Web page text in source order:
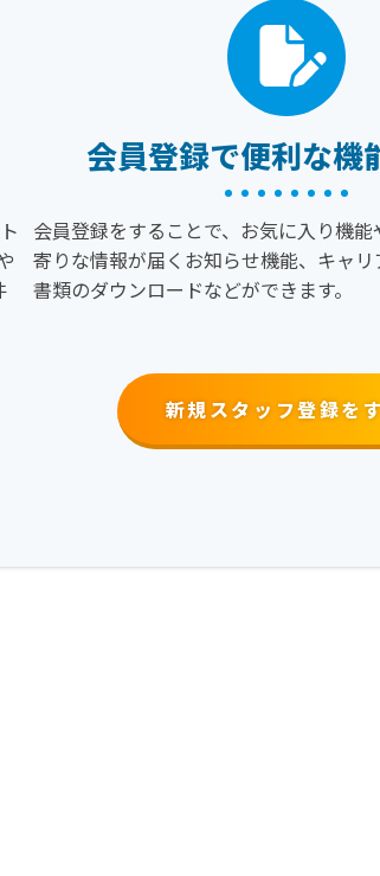
会員登録で便利な機
会員登録をすることで、お気に入り機
寄りな情報が届くお知らせ機能、キャ
書類のダウンロードなどができます。
新規スタッフ登録を